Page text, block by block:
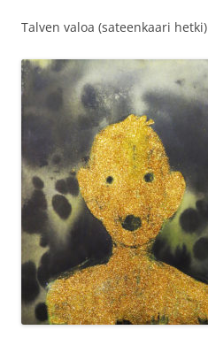
Talven valoa (sateenkaari hetki)